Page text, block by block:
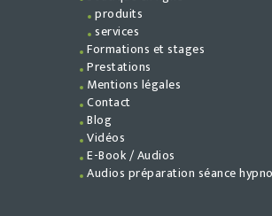
produits
services
Formations et stages
Prestations
Mentions légales
Contact
Blog
Vidéos
E-Book / Audios
Audios préparation séance